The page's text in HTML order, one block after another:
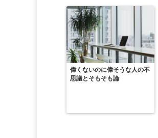
偉くないのに偉そうな人の不
思議とそもそも論